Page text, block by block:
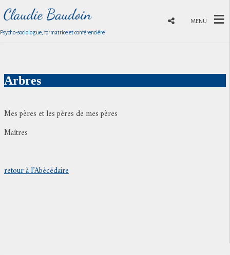
Psycho-sociologue, formatrice et conférencière
MENU
Arbres
Mes pères et les pères de mes pères
Maîtres
retour à l’Abécédaire